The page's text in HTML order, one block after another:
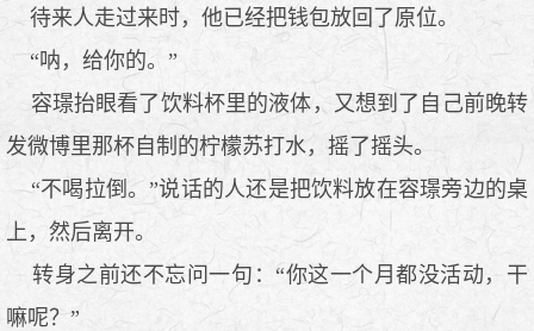
待来人走过来时，他已经把钱包放回了原位。
“呐，给你的。”
容璟抬眼看了饮料杯里的液体，又想到了自己前晚转
发微博里那杯自制的柠檬苏打水，摇了摇头。
“不喝拉倒。”说话的人还是把饮料放在容璟旁边的桌
上，然后离开。
转身之前还不忘问一句：“你这一个月都没活动，干
嘛呢？”